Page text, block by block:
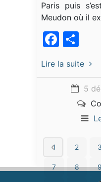
Paris puis
Meudon où il
Lire la suite
5
1 2 3
7 8